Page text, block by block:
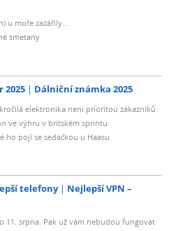
u moře zazářily...
smetany
2025 Dálniční známka 2025
elektronika není prioritou zákazníků
ve výhru v britském sprintu
ho pojí se sedačkou u Haasu
telefony
Nejlepší VPN –
11. srpna. Pak už vám nebudou fungovat